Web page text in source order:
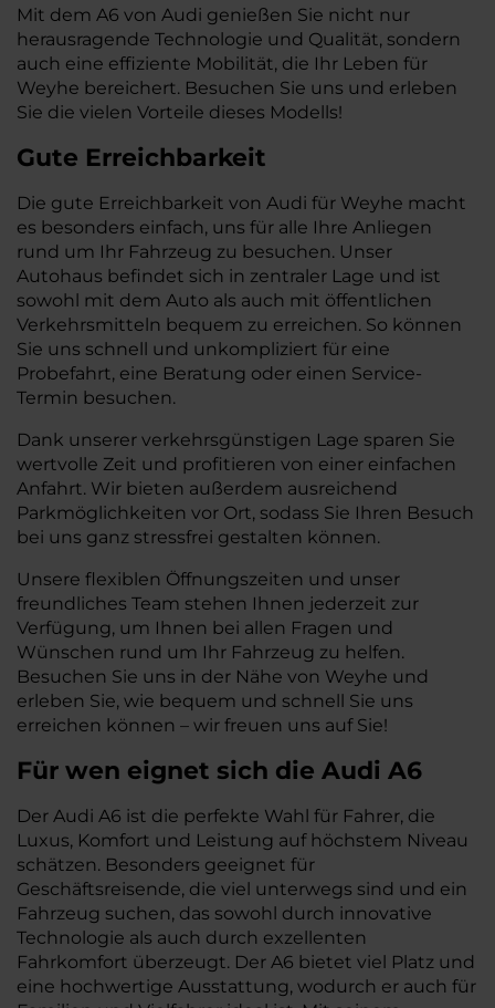
Mit dem A6 von Audi genießen Sie nicht nur
herausragende Technologie und Qualität, sondern
auch eine effiziente Mobilität, die Ihr Leben für
Weyhe bereichert. Besuchen Sie uns und erleben
Sie die vielen Vorteile dieses Modells!
Gute Erreichbarkeit
Die gute Erreichbarkeit von Audi für Weyhe macht
es besonders einfach, uns für alle Ihre Anliegen
rund um Ihr Fahrzeug zu besuchen. Unser
Autohaus befindet sich in zentraler Lage und ist
sowohl mit dem Auto als auch mit öffentlichen
Verkehrsmitteln bequem zu erreichen. So können
Sie uns schnell und unkompliziert für eine
Probefahrt, eine Beratung oder einen Service-
Termin besuchen.
Dank unserer verkehrsgünstigen Lage sparen Sie
wertvolle Zeit und profitieren von einer einfachen
Anfahrt. Wir bieten außerdem ausreichend
Parkmöglichkeiten vor Ort, sodass Sie Ihren Besuch
bei uns ganz stressfrei gestalten können.
Unsere flexiblen Öffnungszeiten und unser
freundliches Team stehen Ihnen jederzeit zur
Verfügung, um Ihnen bei allen Fragen und
Wünschen rund um Ihr Fahrzeug zu helfen.
Besuchen Sie uns in der Nähe von Weyhe und
erleben Sie, wie bequem und schnell Sie uns
erreichen können – wir freuen uns auf Sie!
Für wen eignet sich die Audi A6
Der Audi A6 ist die perfekte Wahl für Fahrer, die
Luxus, Komfort und Leistung auf höchstem Niveau
schätzen. Besonders geeignet für
Geschäftsreisende, die viel unterwegs sind und ein
Fahrzeug suchen, das sowohl durch innovative
Technologie als auch durch exzellenten
Fahrkomfort überzeugt. Der A6 bietet viel Platz und
eine hochwertige Ausstattung, wodurch er auch für